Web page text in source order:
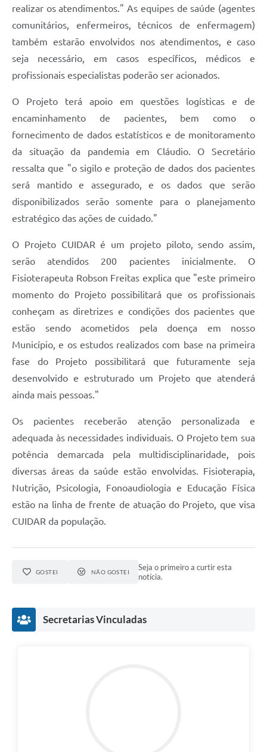
realizar os atendimentos." As equipes de saúde (agentes
comunitários, enfermeiros, técnicos de enfermagem)
também estarão envolvidos nos atendimentos, e caso
seja necessário, em casos específicos, médicos e
profissionais especialistas poderão ser acionados.
O Projeto terá apoio em questões logísticas e de
encaminhamento de pacientes, bem como o
fornecimento de dados estatísticos e de monitoramento
da situação da pandemia em Cláudio. O Secretário
ressalta que "o sigilo e proteção de dados dos pacientes
será mantido e assegurado, e os dados que serão
disponibilizados serão somente para o planejamento
estratégico das ações de cuidado."
O Projeto CUIDAR é um projeto piloto, sendo assim,
serão atendidos 200 pacientes inicialmente. O
Fisioterapeuta Robson Freitas explica que "este primeiro
momento do Projeto possibilitará que os profissionais
conheçam as diretrizes e condições dos pacientes que
estão sendo acometidos pela doença em nosso
Município, e os estudos realizados com base na primeira
fase do Projeto possibilitará que futuramente seja
desenvolvido e estruturado um Projeto que atenderá
ainda mais pessoas."
Os pacientes receberão atenção personalizada e
adequada às necessidades individuais. O Projeto tem sua
potência demarcada pela multidisciplinaridade, pois
diversas áreas da saúde estão envolvidas. Fisioterapia,
Nutrição, Psicologia, Fonoaudiologia e Educação Física
estão na linha de frente de atuação do Projeto, que visa
CUIDAR da população.
GOSTEI NÃO GOSTEI
Seja o primeiro a curtir esta
notícia.
Secretarias Vinculadas